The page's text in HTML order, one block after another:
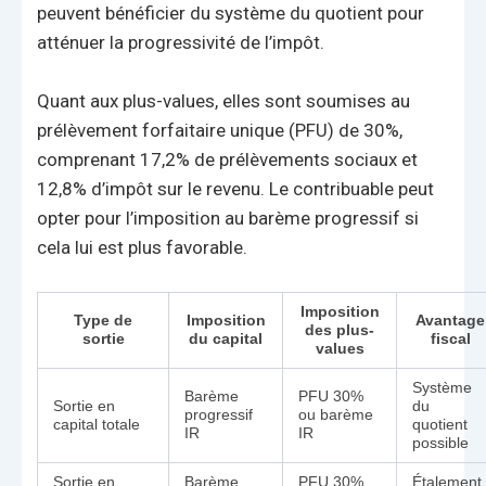
peuvent bénéficier du système du quotient pour
atténuer la progressivité de l’impôt.
Quant aux plus-values, elles sont soumises au
prélèvement forfaitaire unique (PFU) de 30%,
comprenant 17,2% de prélèvements sociaux et
12,8% d’impôt sur le revenu. Le contribuable peut
opter pour l’imposition au barème progressif si
cela lui est plus favorable.
Type de
sortie
Imposition
du capital
Imposition
des plus-
values
Avantage
fiscal
Sortie en
capital totale
Barème
progressif
IR
PFU 30%
ou barème
IR
Système
du
quotient
possible
Sortie en Barème PFU 30% Étalement